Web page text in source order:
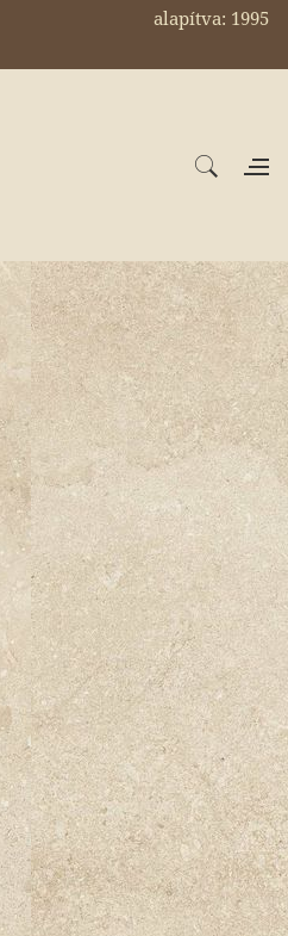
alapítva: 1995